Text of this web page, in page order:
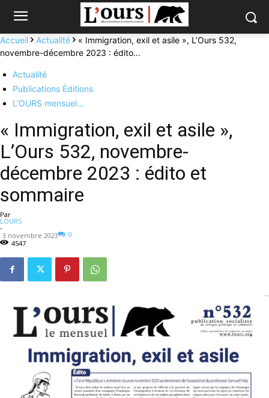
Accueil Actualité
« Immigration, exil et asile », L’Ours 532,
novembre-décembre 2023 : édito...
Actualité
Publications Éditions
L'OURS mensuel…
« Immigration, exil et asile »,
L’Ours 532, novembre-
décembre 2023 : édito et
sommaire
Par
LOURS
-
3 novembre 2023
0
4547